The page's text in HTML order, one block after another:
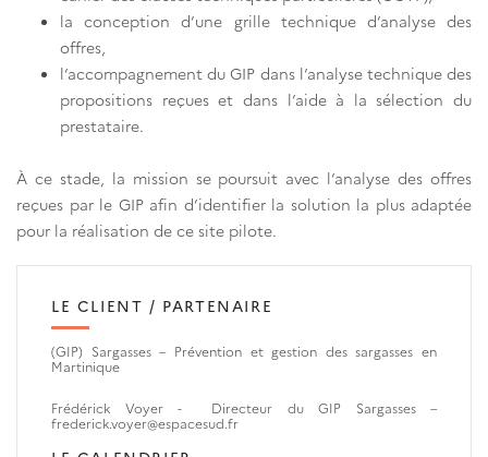
la conception d’une grille technique d’analyse des
offres,
l’accompagnement du GIP dans l’analyse technique des
propositions reçues et dans l’aide à la sélection du
prestataire.
À ce stade, la mission se poursuit avec l’analyse des offres
reçues par le GIP afin d’identifier la solution la plus adaptée
pour la réalisation de ce site pilote.
LE CLIENT / PARTENAIRE
(GIP) Sargasses – Prévention et gestion des sargasses en
Martinique
Frédérick Voyer - Directeur du GIP Sargasses –
frederick.voyer@espacesud.fr